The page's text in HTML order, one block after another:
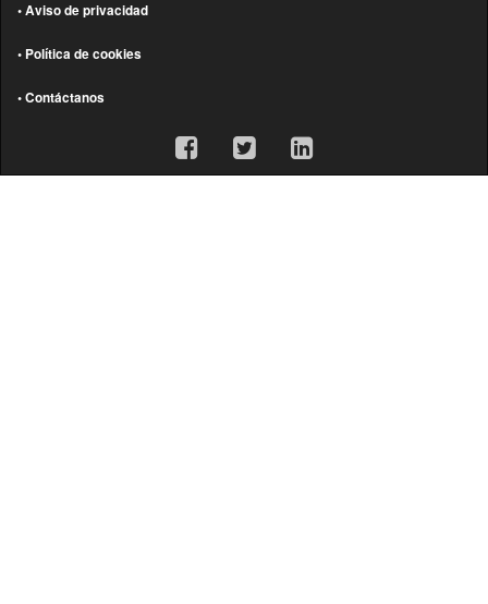
• Aviso de privacidad
• Política de cookies
• Contáctanos